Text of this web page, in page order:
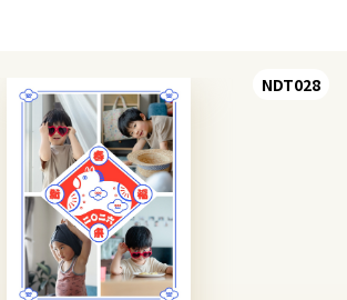
NDT028